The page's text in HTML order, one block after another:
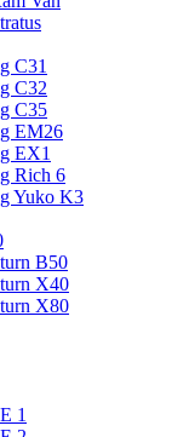
C31
C32
C35
EM26
EX1
Rich 6
Yuko K3
B50
X40
X80
1